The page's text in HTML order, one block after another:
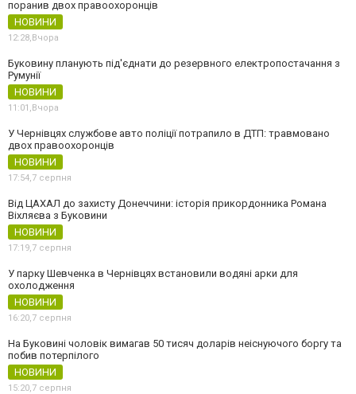
поранив двох правоохоронців
НОВИНИ
12:28,Вчора
Буковину планують під'єднати до резервного електропостачання з
Румунії
НОВИНИ
11:01,Вчора
У Чернівцях службове авто поліції потрапило в ДТП: травмовано
двох правоохоронців
НОВИНИ
17:54,7 серпня
Від ЦАХАЛ до захисту Донеччини: історія прикордонника Романа
Віхляєва з Буковини
НОВИНИ
17:19,7 серпня
У парку Шевченка в Чернівцях встановили водяні арки для
охолодження
НОВИНИ
16:20,7 серпня
На Буковині чоловік вимагав 50 тисяч доларів неіснуючого боргу та
побив потерпілого
НОВИНИ
15:20,7 серпня